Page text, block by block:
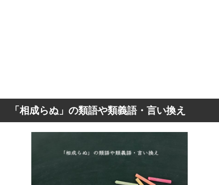
「相成らぬ」の類語や類義語・言い換え